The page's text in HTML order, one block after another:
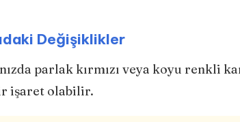
Değişiklikler
parlak kırmızı veya koyu renkli
işaret olabilir.